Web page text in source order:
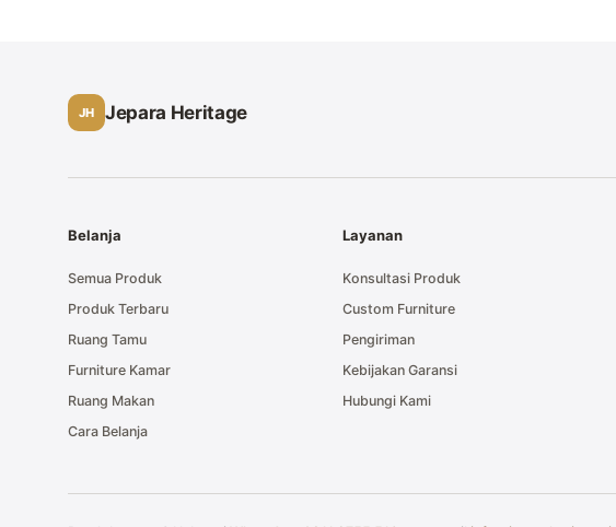
JH Jepara Heritage
Belanja
Semua Produk
Produk Terbaru
Ruang Tamu
Furniture Kamar
Ruang Makan
Cara Belanja
Layanan
Konsultasi Produk
Custom Furniture
Pengiriman
Kebijakan Garansi
Hubungi Kami